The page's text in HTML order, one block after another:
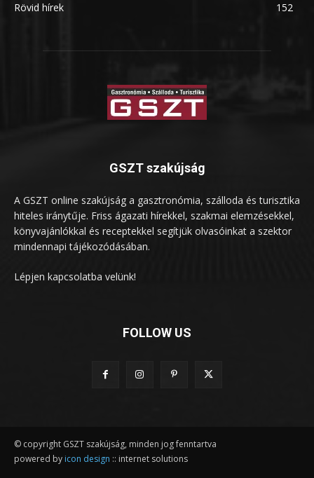
Rövid hírek
152
GSZT szakújság
A GSZT online szakújság a gasztronómia, szálloda és turisztika
hiteles iránytűje. Friss ágazati hírekkel, szakmai elemzésekkel,
könyvajánlókkal és receptekkel segítjük olvasóinkat a szektor
mindennapi tájékozódásában.
Lépjen kapcsolatba velünk!
FOLLOW US
© copyright GSZT szakújság, minden jog fenntartva
powered by icon design :: internet solutions